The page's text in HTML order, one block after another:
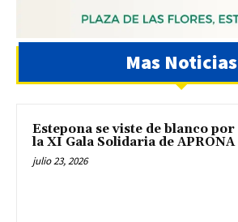
Mas Noticias
Estepona se viste de blanco por
la XI Gala Solidaria de APRONA
julio 23, 2026